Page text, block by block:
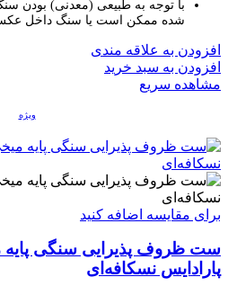
با توجه به طبیعی (معدنی) بودن
شده ممکن است یا سنگ داخل
افزودن به علاقه مندی
افزودن به سبد خرید
مشاهده سریع
ویژه
برای مقایسه اضافه کنید
ست ظروف پذیرایی سنگی
پارادایس نسکافه‌ای